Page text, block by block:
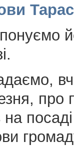
про
на